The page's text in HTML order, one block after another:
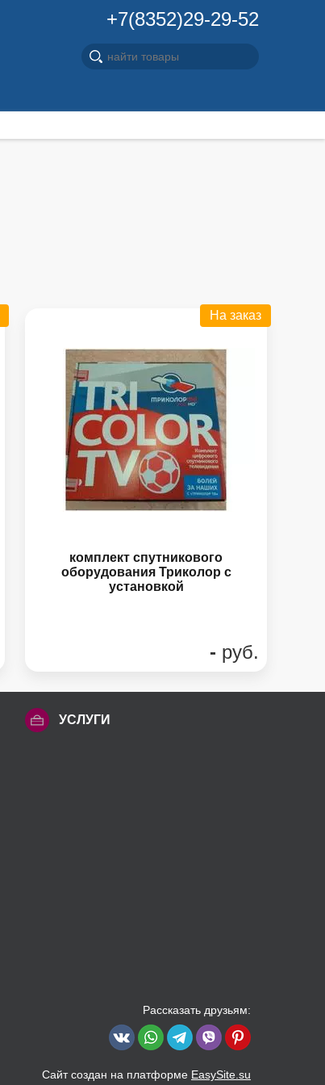
+7(8352)29-29-52
На заказ
комплект спутникового
оборудования Триколор с
установкой
- руб.
УСЛУГИ
Рассказать друзьям:
Сайт создан на платформе EasySite.su